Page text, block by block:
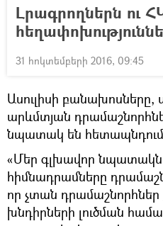
Լրագրողներն ու
31 հոկտեմբերի 2016, 09:45
Ասուլիսի բանախոսները,
արևմտյան
նպատակ են
«Մեր գլխավոր նպատակն
հիմնադրամները
որ չտան
խնդիրների լուծման